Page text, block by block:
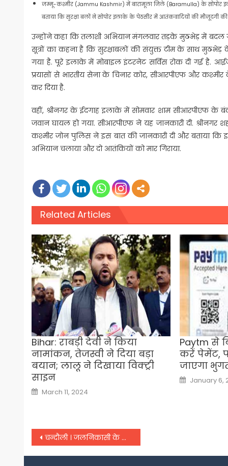
जम्मू-कश्मीर (Jammu Kashmir) में बारामूला जिले (Baramulla) के सोपोर
बताया कि सुरक्षा बलों ने सोपोर इलाके के पेठसीर में आतंकवादियों की मौजूदगी
उन्होंने कहा कि तलाशी अभियान मंगलवार तड़के मुठभेड़ में बदल
सूत्रों का कहना है कि सुरक्षाबलों की संयुक्त टीम के साथ
गया है. पूरे इलाके में मोबाइल इंटरनेट सर्विस रोक दी गई है.
प्रयासों से भारतीय सेना के चिनार कोर, सीआरपीएफ और
कर दिया है.
वहीं, श्रीनगर के ईदगाह इलाके में सोमवार शाम
जवान घायल हो गया. सीआरपीएफ ने यह जानकारी दी.
कश्मीर जोन पुलिस ने इस बात की जानकारी दी और बताया
अभियान चलाया और दो आतंकियों को मार गिराया.
Related Articles
Bihar: राबड़ी देवी ने किया
नामांकन, तेजस्वी ने दिया बड़ा
बयान; लालू ने दिखाया विक्ट्री
साइन
Posted
on
March 11, 2024
Paytm से
करें पेमेंट,
जाएगा
Posted
on
January 6,
Post
navigation
चन्दौली । जलनिकासी के लिए मशक्कत करते ग्रामीण